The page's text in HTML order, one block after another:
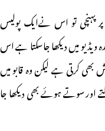
پہنچی تو اس نےایک پولیس
ویڈیو میں دیکھا جاسکتا ہے اس
کرتی ہے لیکن وہ قابو میں
اور سوتے ہوئے بھی دیکھا جا